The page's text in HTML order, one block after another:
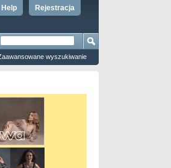
Rejestracja
Help
wyszukiwanie